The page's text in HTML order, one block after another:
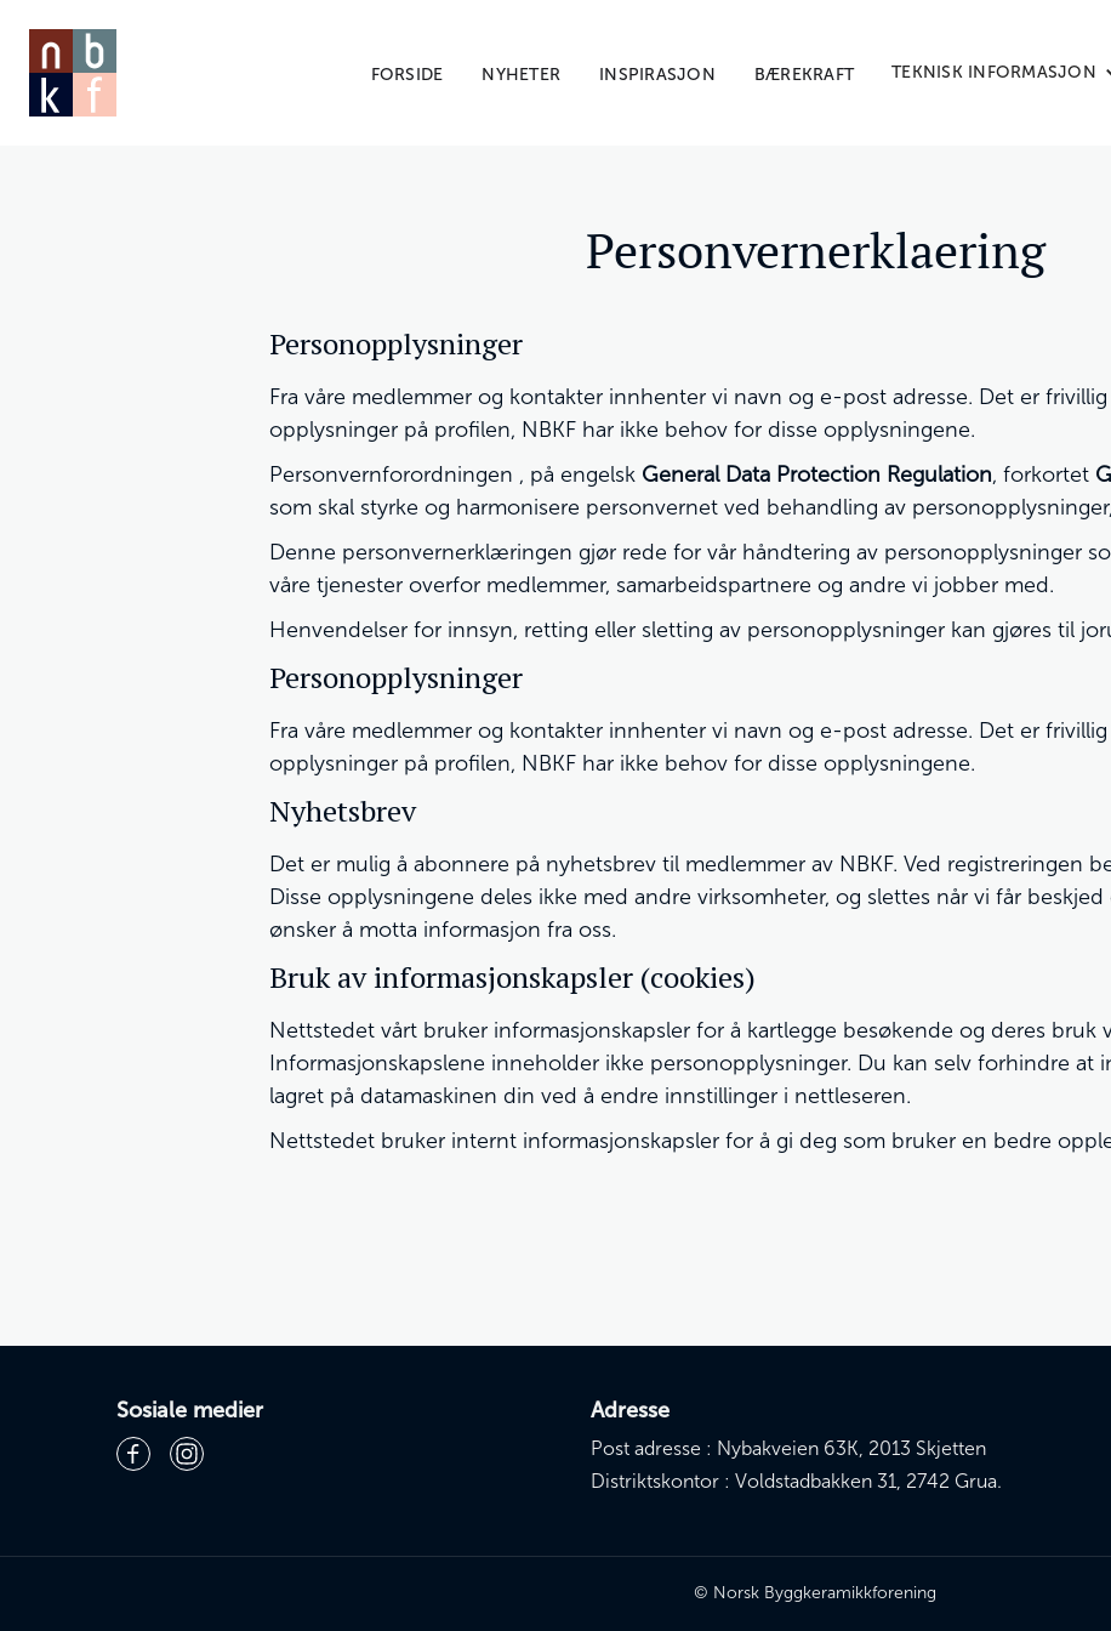
FORSIDE NYHETER INSPIRASJON BÆREKRAFT TEKNISK INFORMASJON
Personvernerklaering
Personopplysninger
Fra våre medlemmer og kontakter innhenter vi navn og e-post adresse. Det er
opplysninger på profilen, NBKF har ikke behov for disse opplysningene.
Personvernforordningen , på engelsk General Data Protection Regulation, forkortet
som skal styrke og harmonisere personvernet ved behandling av
Denne personvernerklæringen gjør rede for vår håndtering av personopplysninger
våre tjenester overfor medlemmer, samarbeidspartnere og andre vi jobber med.
Henvendelser for innsyn, retting eller sletting av personopplysninger kan gjøres til
Personopplysninger
Fra våre medlemmer og kontakter innhenter vi navn og e-post adresse. Det er
opplysninger på profilen, NBKF har ikke behov for disse opplysningene.
Nyhetsbrev
Det er mulig å abonnere på nyhetsbrev til medlemmer av NBKF. Ved registreringen
Disse opplysningene deles ikke med andre virksomheter, og slettes når vi får
ønsker å motta informasjon fra oss.
Bruk av informasjonskapsler (cookies)
Nettstedet vårt bruker informasjonskapsler for å kartlegge besøkende og deres bruk
Informasjonskapslene inneholder ikke personopplysninger. Du kan selv forhindre at
lagret på datamaskinen din ved å endre innstillinger i nettleseren.
Nettstedet bruker internt informasjonskapsler for å gi deg som bruker en bedre
Sosiale medier Adresse
Post adresse : Nybakveien 63K, 2013 Skjetten
Distriktskontor : Voldstadbakken 31, 2742 Grua.
© Norsk Byggkeramikkforening